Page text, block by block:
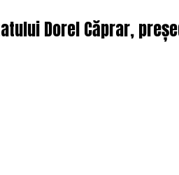
Dorel Căprar,